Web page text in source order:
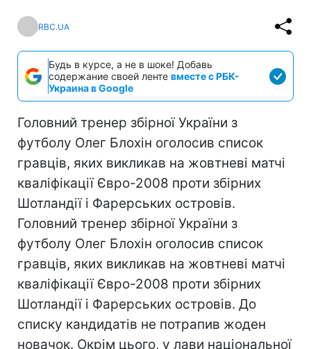
RBC.UA
Будь в курсе, а не в шоке! Добавь
содержание своей ленте вместе с РБК-
Украина в Google
Головний тренер збірної України з
футболу Олег Блохін оголосив список
гравців, яких викликав на жовтневі матчі
кваліфікації Євро-2008 проти збірних
Шотландії і Фарерських островів.
Головний тренер збірної України з
футболу Олег Блохін оголосив список
гравців, яких викликав на жовтневі матчі
кваліфікації Євро-2008 проти збірних
Шотландії і Фарерських островів. До
списку кандидатів не потрапив жоден
новачок. Окрім цього, у лави національної